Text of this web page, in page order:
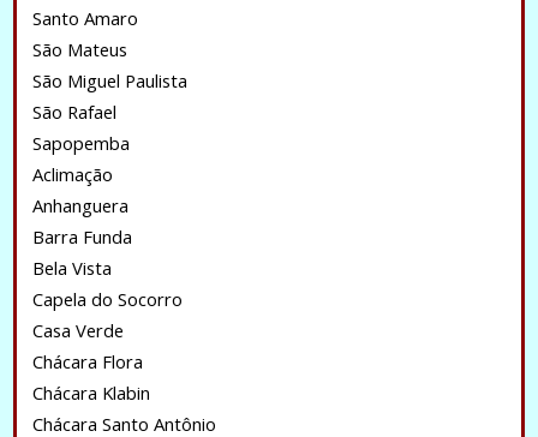
Santo Amaro
São Mateus
São Miguel Paulista
São Rafael
Sapopemba
Aclimação
Anhanguera
Barra Funda
Bela Vista
Capela do Socorro
Casa Verde
Chácara Flora
Chácara Klabin
Chácara Santo Antônio